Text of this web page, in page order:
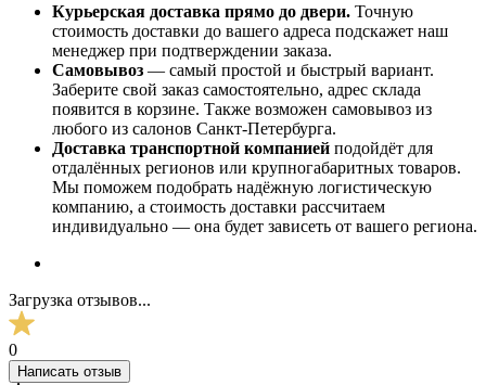
Курьерская доставка прямо до двери. Точную
стоимость доставки до вашего адреса подскажет наш
менеджер при подтверждении заказа.
Самовывоз — самый простой и быстрый вариант.
Заберите свой заказ самостоятельно, адрес склада
появится в корзине. Также возможен самовывоз из
любого из салонов Санкт-Петербурга.
Доставка транспортной компанией подойдёт для
отдалённых регионов или крупногабаритных товаров.
Мы поможем подобрать надёжную логистическую
компанию, а стоимость доставки рассчитаем
индивидуально — она будет зависеть от вашего региона.
Загрузка отзывов...
0
Написать отзыв